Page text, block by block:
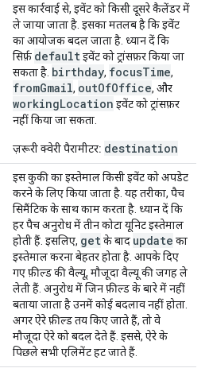
इस कार्रवाई से, इवेंट को किसी दूसरे कैलेंडर में
ले जाया जाता है. इसका मतलब है कि इवेंट
का आयोजक बदल जाता है. ध्यान दें कि
सिर्फ़ defaultइवेंट को ट्रांसफ़र किया जा
सकता है. birthday, focusTime,
fromGmail, outOfOffice, और
workingLocation इवेंट को ट्रांसफ़र
नहीं किया जा सकता.
ज़रूरी क्वेरी पैरामीटर: destination
इस कुकी का इस्तेमाल किसी इवेंट को अपडेट
करने के लिए किया जाता है. यह तरीका, पैच
सिमैंटिक के साथ काम करता है. ध्यान दें कि
हर पैच अनुरोध में तीन कोटा यूनिट इस्तेमाल
होती हैं. इसलिए, getके बाद update का
इस्तेमाल करना बेहतर होता है. आपके दिए
गए फ़ील्ड की वैल्यू, मौजूदा वैल्यू की जगह ले
लेती हैं. अनुरोध में जिन फ़ील्ड के बारे में नहीं
बताया जाता है उनमें कोई बदलाव नहीं होता.
अगर ऐरे फ़ील्ड तय किए जाते हैं, तो वे
मौजूदा ऐरे को बदल देते हैं. इससे, ऐरे के
पिछले सभी एलिमेंट हट जाते हैं.